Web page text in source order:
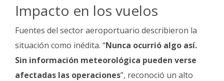
Impacto en los vuelos
Fuentes del sector aeroportuario describieron la
situación como inédita. “Nunca ocurrió algo así.
Sin información meteorológica pueden verse
afectadas las operaciones”, reconoció un alto